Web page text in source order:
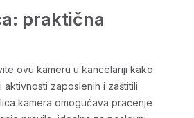
praktična
ovu kameru u kancelariji kako
zaposlenih i zaštitili
kamera omogućava praćenje